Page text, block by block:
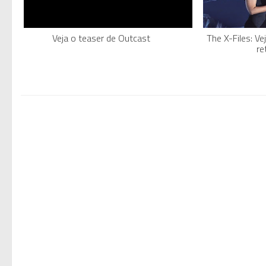
Veja o teaser de Outcast The X-Files: